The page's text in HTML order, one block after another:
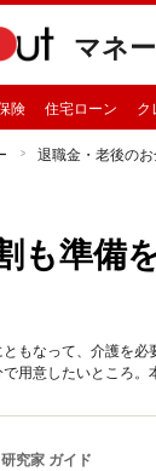
マネー
険 住宅ローン ク
退職金・老後の
も準備
もなって、介護を
用意したいところ。
究家 ガイド